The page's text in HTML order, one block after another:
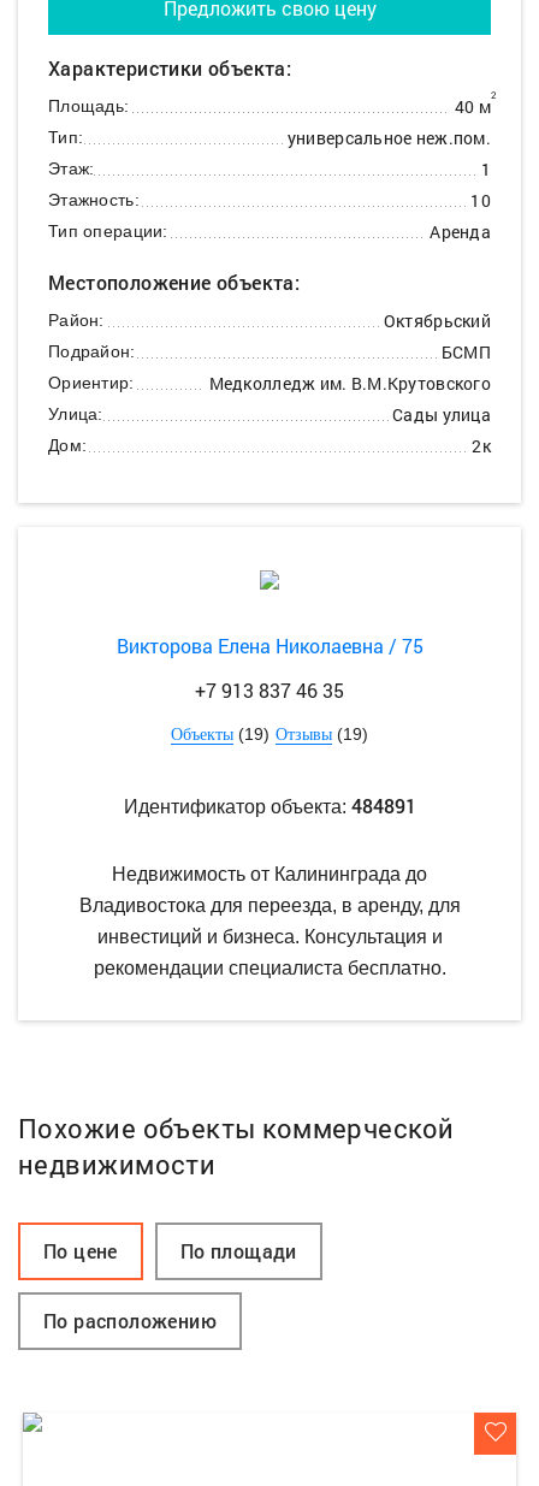
Предложить свою цену
Характеристики объекта:
Площадь: 40 м2
Тип: универсальное неж.пом.
Этаж: 1
Этажность: 10
Тип операции: Аренда
Местоположение объекта:
Район: Октябрьский
Подрайон: БСМП
Ориентир: Медколледж им. В.М.Крутовского
Улица: Сады улица
Дом: 2к
Викторова Елена Николаевна / 75
+7 913 837 46 35
Объекты (19) Отзывы (19)
Идентификатор объекта: 484891
Недвижимость от Калининграда до
Владивостока для переезда, в аренду, для
инвестиций и бизнеса. Консультация и
рекомендации специалиста бесплатно.
Похожие объекты коммерческой
недвижимости
По цене По площади
По расположению